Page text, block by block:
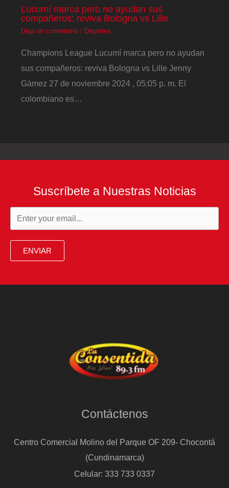
Lucumí marca pero no ayudan sus
compañeros: reviva Bologna vs Lille
Deja un comentario / Deportes
Champions League Lucumí marca pero no ayudan
sus compañeros: reviva Bologna vs Lille Jenny
Gámez 27 de noviembre 2024 , 05:05 p. m. El
colombiano es…
Suscríbete a Nuestras Noticias
ENVIAR
Contáctenos
Centro Comercial Molino del Parque OF 209- Chocontá
(Cundinamarca)
Celular: 333 733 0337